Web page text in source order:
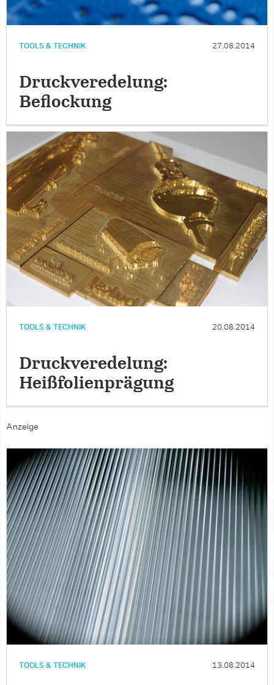
TOOLS & TECHNIK 27.08.2014
Druckveredelung:
Beflockung
TOOLS & TECHNIK 20.08.2014
Druckveredelung:
Heißfolienprägung
Anzeige
TOOLS & TECHNIK 13.08.2014